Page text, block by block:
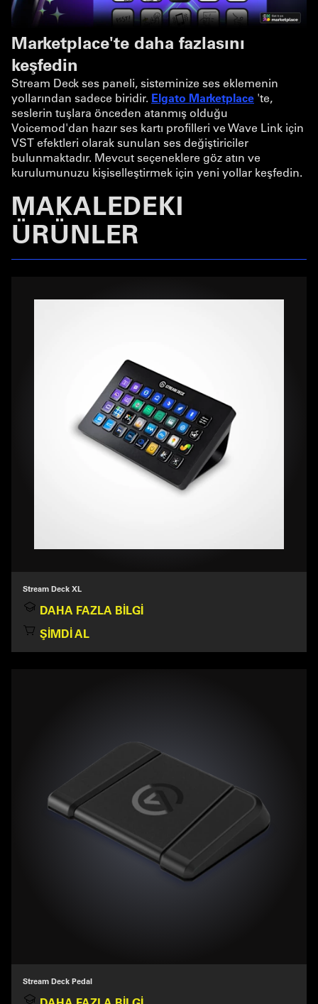
Marketplace'te daha fazlasını
keşfedin
Stream Deck ses paneli, sisteminize ses eklemenin
yollarından sadece biridir. Elgato Marketplace 'te,
seslerin tuşlara önceden atanmış olduğu
Voicemod'dan hazır ses kartı profilleri ve Wave Link için
VST efektleri olarak sunulan ses değiştiriciler
bulunmaktadır. Mevcut seçeneklere göz atın ve
kurulumunuzu kişiselleştirmek için yeni yollar keşfedin.
MAKALEDEKI
ÜRÜNLER
Stream Deck XL
DAHA FAZLA BILGI
ŞIMDI AL
Stream Deck Pedal